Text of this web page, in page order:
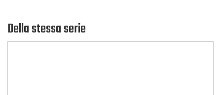
Della stessa serie